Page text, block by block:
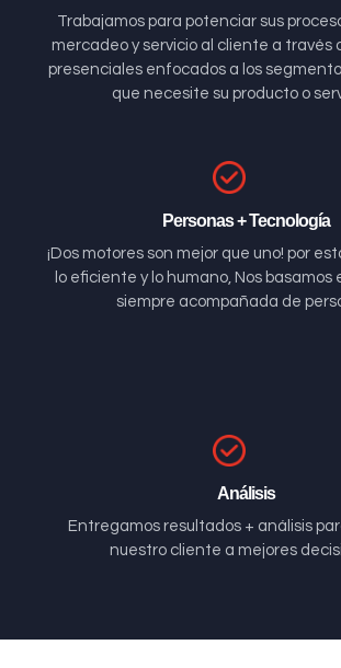
Trabajamos para potenciar sus
mercadeo y servicio al cliente a través
presenciales enfocados a los
que necesite su producto o
Personas + Tecnología
¡Dos motores son mejor que uno! por
lo eficiente y lo humano, Nos basamos
siempre acompañada de
Análisis
Entregamos resultados + análisis
nuestro cliente a mejores